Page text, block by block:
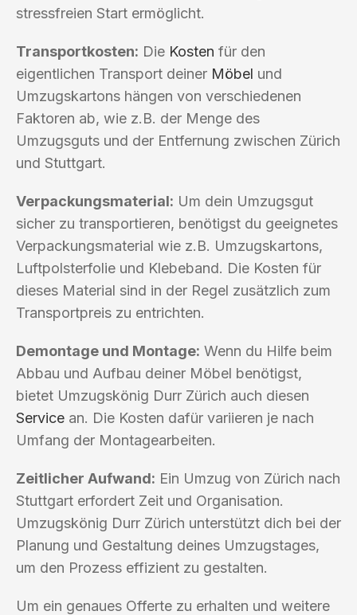
stressfreien Start ermöglicht.
Transportkosten: Die Kosten für den
eigentlichen Transport deiner Möbel und
Umzugskartons hängen von verschiedenen
Faktoren ab, wie z.B. der Menge des
Umzugsguts und der Entfernung zwischen Zürich
und Stuttgart.
Verpackungsmaterial: Um dein Umzugsgut
sicher zu transportieren, benötigst du geeignetes
Verpackungsmaterial wie z.B. Umzugskartons,
Luftpolsterfolie und Klebeband. Die Kosten für
dieses Material sind in der Regel zusätzlich zum
Transportpreis zu entrichten.
Demontage und Montage: Wenn du Hilfe beim
Abbau und Aufbau deiner Möbel benötigst,
bietet Umzugskönig Durr Zürich auch diesen
Service an. Die Kosten dafür variieren je nach
Umfang der Montagearbeiten.
Zeitlicher Aufwand: Ein Umzug von Zürich nach
Stuttgart erfordert Zeit und Organisation.
Umzugskönig Durr Zürich unterstützt dich bei der
Planung und Gestaltung deines Umzugstages,
um den Prozess effizient zu gestalten.
Um ein genaues Offerte zu erhalten und weitere